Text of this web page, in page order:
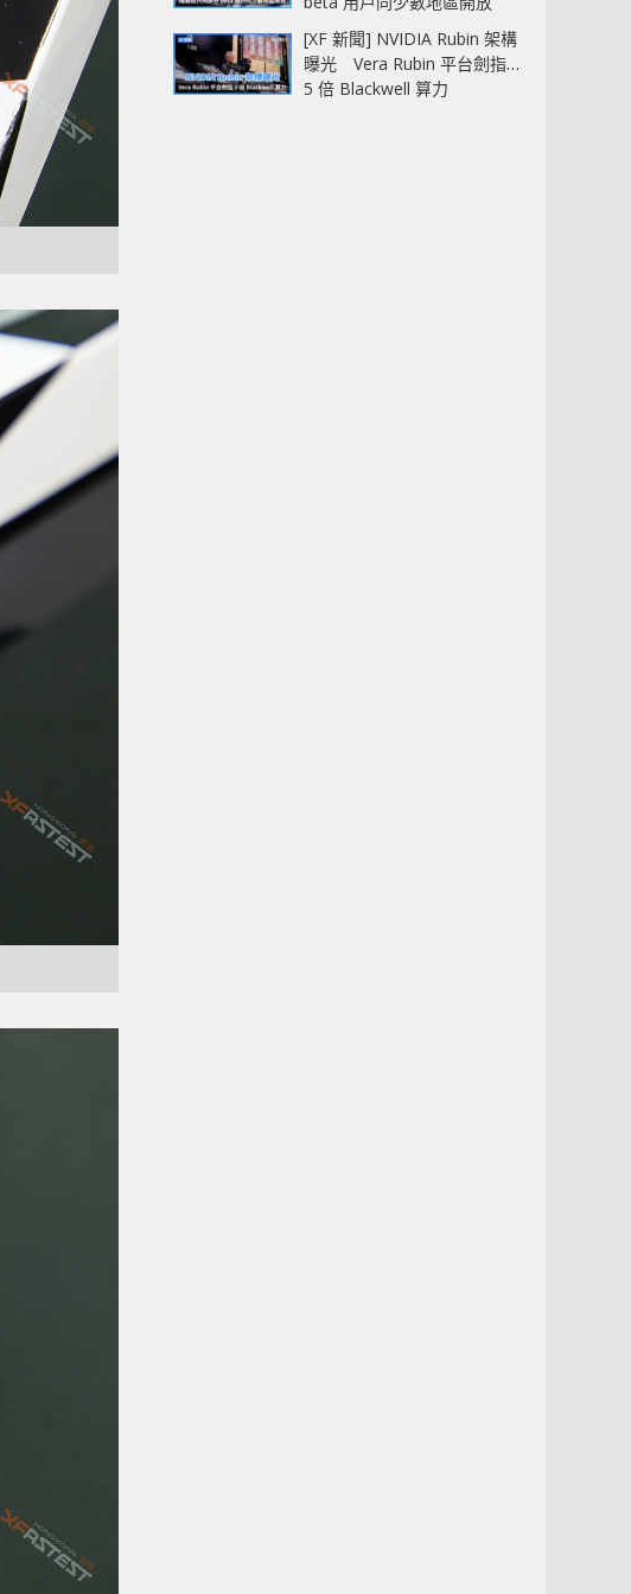
[XF 新聞] NVIDIA Rubin 架構
曝光 Vera Rubin 平台劍指
5 倍 Blackwell 算力